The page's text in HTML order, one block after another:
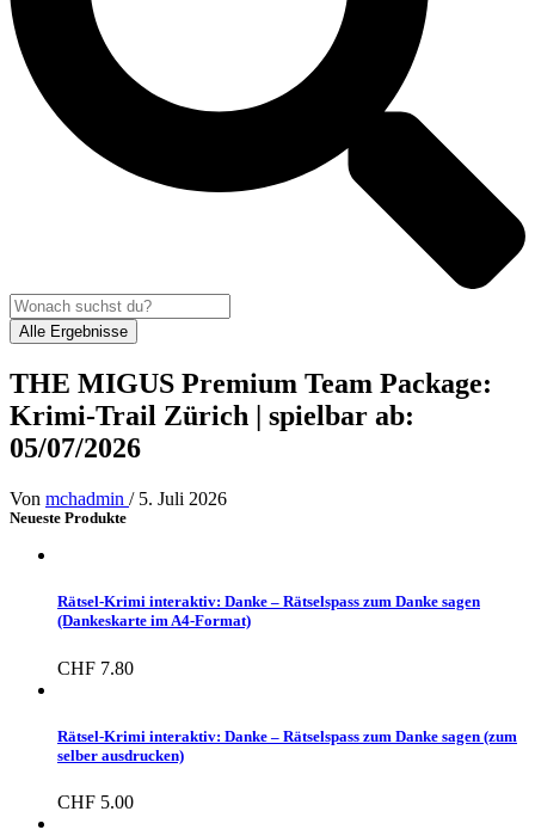
Alle Ergebnisse
THE MIGUS Premium Team Package:
Krimi-Trail Zürich | spielbar ab:
05/07/2026
Von mchadmin / 5. Juli 2026
Neueste Produkte
Rätsel-Krimi interaktiv: Danke – Rätselspass zum Danke sagen
(Dankeskarte im A4-Format)
CHF 7.80
Rätsel-Krimi interaktiv: Danke – Rätselspass zum Danke sagen (zum
selber ausdrucken)
CHF 5.00